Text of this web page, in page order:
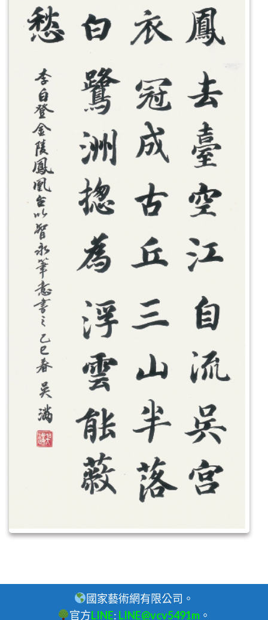
國家藝術網有限公司。
官方LINE: LINE@vcv5491m 。